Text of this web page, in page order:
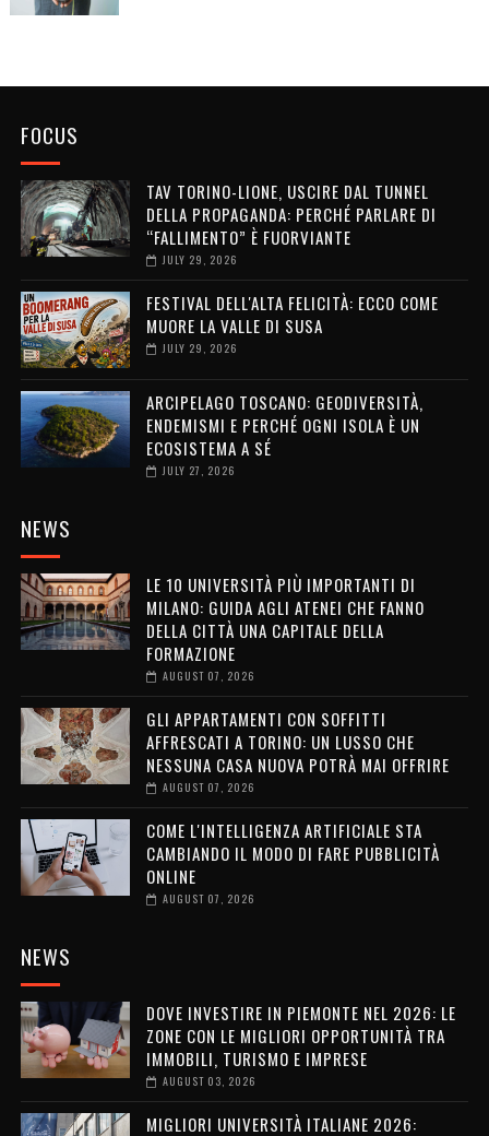
FOCUS
TAV TORINO-LIONE, USCIRE DAL TUNNEL
DELLA PROPAGANDA: PERCHÉ PARLARE DI
“FALLIMENTO” È FUORVIANTE
JULY 29, 2026
FESTIVAL DELL'ALTA FELICITÀ: ECCO COME
MUORE LA VALLE DI SUSA
JULY 29, 2026
ARCIPELAGO TOSCANO: GEODIVERSITÀ,
ENDEMISMI E PERCHÉ OGNI ISOLA È UN
ECOSISTEMA A SÉ
JULY 27, 2026
NEWS
LE 10 UNIVERSITÀ PIÙ IMPORTANTI DI
MILANO: GUIDA AGLI ATENEI CHE FANNO
DELLA CITTÀ UNA CAPITALE DELLA
FORMAZIONE
AUGUST 07, 2026
GLI APPARTAMENTI CON SOFFITTI
AFFRESCATI A TORINO: UN LUSSO CHE
NESSUNA CASA NUOVA POTRÀ MAI OFFRIRE
AUGUST 07, 2026
COME L'INTELLIGENZA ARTIFICIALE STA
CAMBIANDO IL MODO DI FARE PUBBLICITÀ
ONLINE
AUGUST 07, 2026
NEWS
DOVE INVESTIRE IN PIEMONTE NEL 2026: LE
ZONE CON LE MIGLIORI OPPORTUNITÀ TRA
IMMOBILI, TURISMO E IMPRESE
AUGUST 03, 2026
MIGLIORI UNIVERSITÀ ITALIANE 2026: